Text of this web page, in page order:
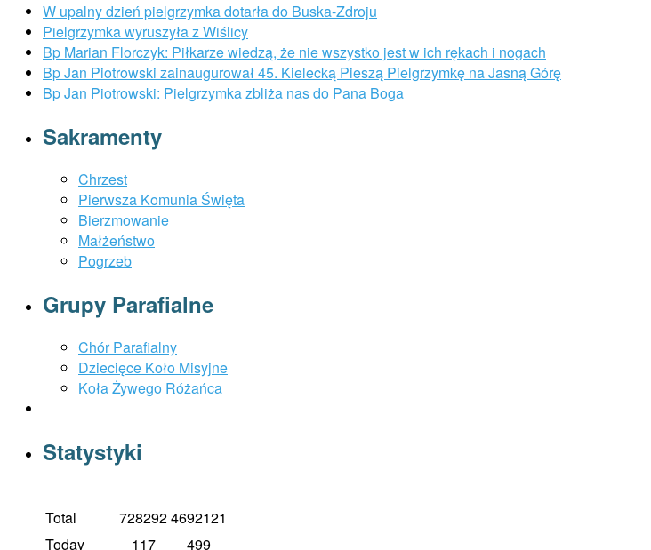
W upalny dzień pielgrzymka dotarła do Buska-Zdroju
Pielgrzymka wyruszyła z Wiślicy
Bp Marian Florczyk: Piłkarze wiedzą, że nie wszystko jest w ich rękach i nogach
Bp Jan Piotrowski zainaugurował 45. Kielecką Pieszą Pielgrzymkę na Jasną Górę
Bp Jan Piotrowski: Pielgrzymka zbliża nas do Pana Boga
Sakramenty
Chrzest
Pierwsza Komunia Święta
Bierzmowanie
Małżeństwo
Pogrzeb
Grupy Parafialne
Chór Parafialny
Dziecięce Koło Misyjne
Koła Żywego Różańca
Statystyki
Total 7282924692121
Today
117 499